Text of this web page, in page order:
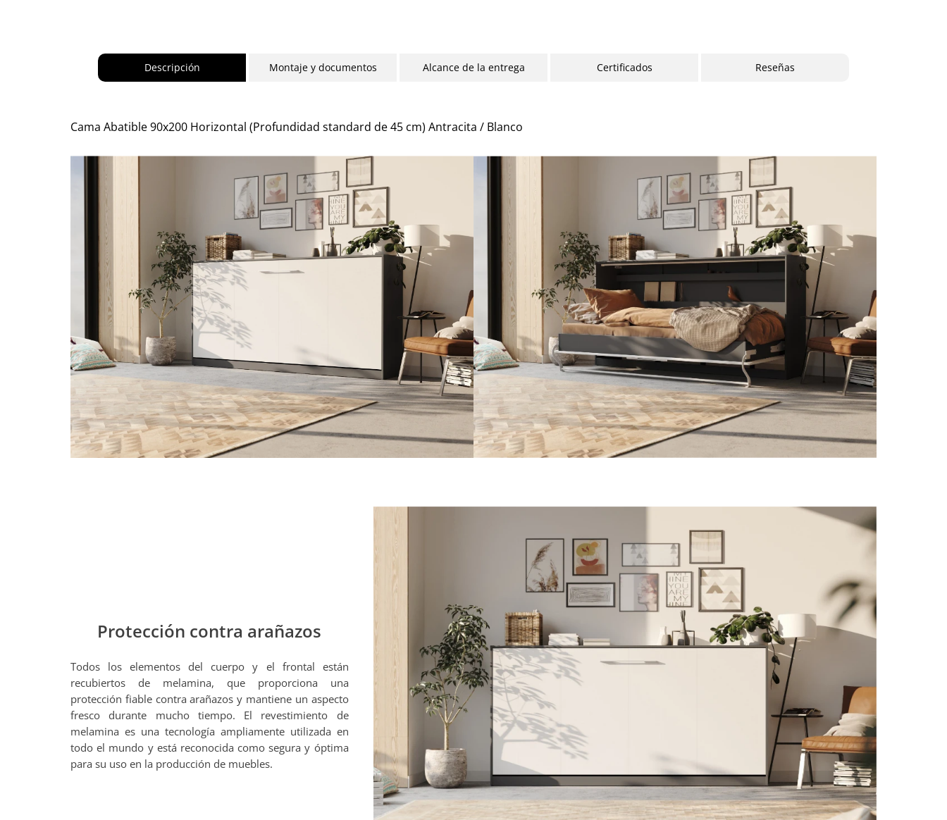
Descripción Montaje y documentos Alcance de la entrega Certificados Reseñas
Cama Abatible 90x200 Horizontal (Profundidad standard de 45 cm) Antracita / Blanco
Protección contra arañazos
Todos los elementos del cuerpo y el frontal están
recubiertos de melamina, que proporciona una
protección fiable contra arañazos y mantiene un aspecto
fresco durante mucho tiempo. El revestimiento de
melamina es una tecnología ampliamente utilizada en
todo el mundo y está reconocida como segura y óptima
para su uso en la producción de muebles.